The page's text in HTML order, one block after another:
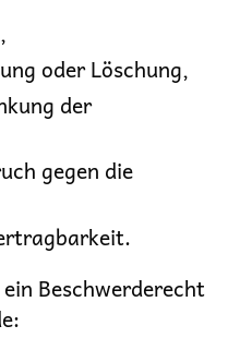
oder Löschung,
der
gegen die
Beschwerderecht